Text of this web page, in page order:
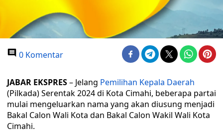
0 Komentar
JABAR EKSPRES– Jelang Pemilihan Kepala Daerah
(Pilkada) Serentak 2024 di Kota Cimahi, beberapa partai
mulai mengeluarkan nama yang akan diusung menjadi
Bakal Calon Wali Kota dan Bakal Calon Wakil Wali Kota
Cimahi.